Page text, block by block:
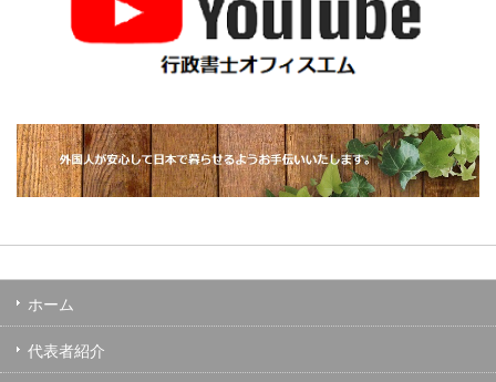
ホーム
代表者紹介